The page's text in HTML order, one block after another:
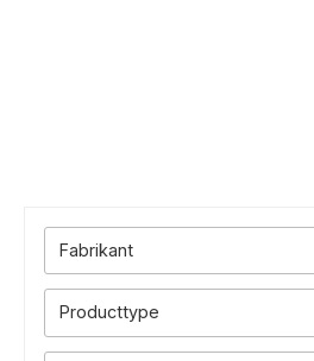
Fabrikant
Producttype